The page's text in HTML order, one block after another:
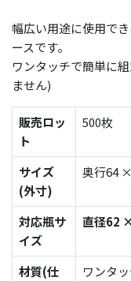
幅広い用途に使用で
ースです。
ワンタッチで簡単に
ません)
販売ロッ
ト
500枚
サイズ
(外寸)
奥行64
対応瓶サ
イズ
直径62
材質(仕
ワンタ